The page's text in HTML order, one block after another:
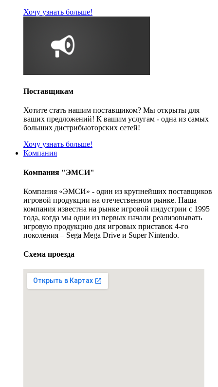
Хочу узнать больше!
Поставщикам
Хотите стать нашим поставщиком? Мы открыты для
ваших предложений! К вашим услугам - одна из самых
больших дистрибьюторских сетей!
Хочу узнать больше!
Компания
Компания "ЭМСИ"
Компания «ЭМСИ» - один из крупнейших поставщиков
игровой продукции на отечественном рынке. Наша
компания известна на рынке игровой индустрии с 1995
года, когда мы одни из первых начали реализовывать
игровую продукцию для игровых приставок 4-го
поколения – Sega Mega Drive и Super Nintendo.
Схема проезда